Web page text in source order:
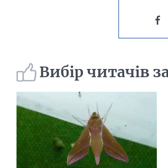
Вибір читачів